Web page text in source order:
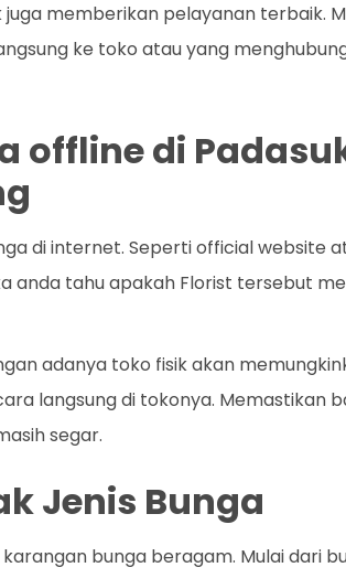
memberikan pelayanan terbaik.
ke toko atau yang
offline di
di internet. Seperti official website
anda tahu apakah Florist tersebut
adanya toko fisik akan
langsung di tokonya. Memastikan
segar.
Jenis Bunga
bunga beragam. Mulai dari